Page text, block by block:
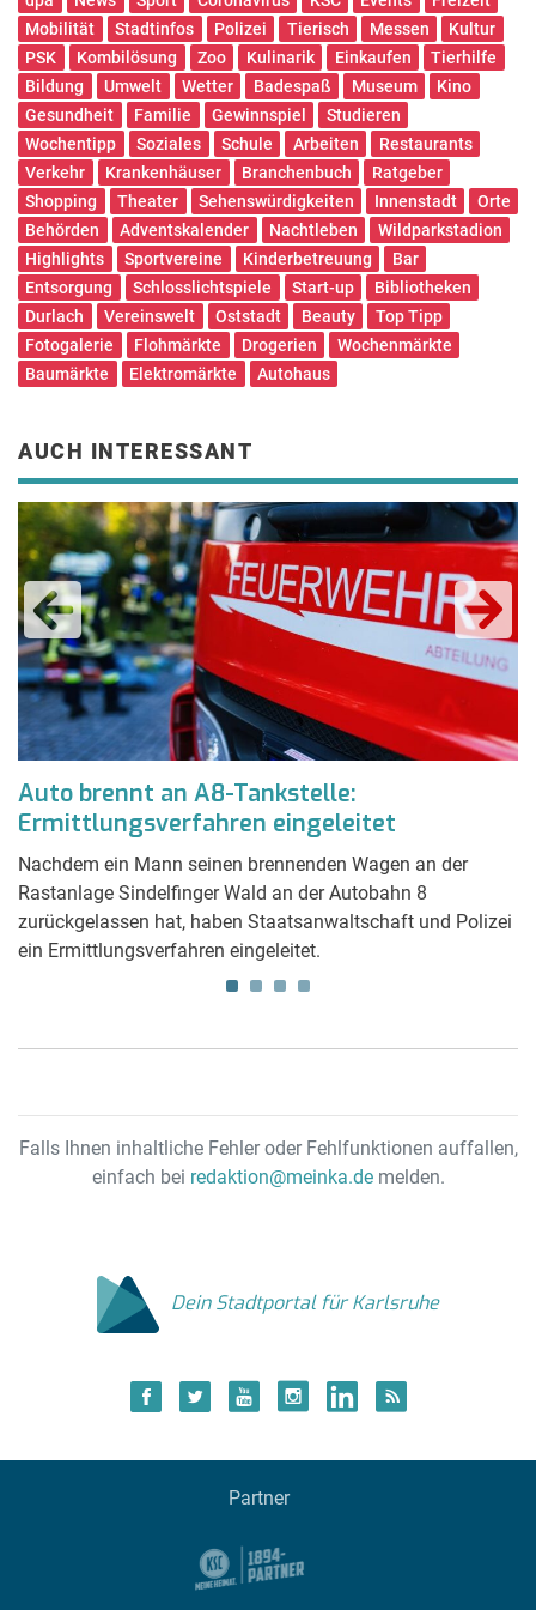
Mobilität
Stadtinfos Polizei Tierisch Messen
Kultur
PSK
Kombilösung Zoo Kulinarik Einkaufen
Tierhilfe
Bildung
Umwelt Wetter Badespaß Museum
Kino
Gesundheit
Familie Gewinnspiel
Studieren
Wochentipp
Soziales Schule Arbeiten
Restaurants
Verkehr
Krankenhäuser Branchenbuch
Ratgeber
Shopping
Theater Sehenswürdigkeiten Innenstadt
Orte
Behörden
Adventskalender Nachtleben
Wildparkstadion
Highlights
Sportvereine Kinderbetreuung
Bar
Entsorgung
Schlosslichtspiele Start-up
Bibliotheken
Durlach
Vereinswelt Oststadt Beauty
Top Tipp
Fotogalerie
Flohmärkte Drogerien
Wochenmärkte
Baumärkte
Elektromärkte Autohaus
AUCH INTERESSANT
Auto brennt an A8-Tankstelle:
Ermittlungsverfahren eingeleitet
Nachdem ein Mann seinen brennenden Wagen an der
Rastanlage Sindelfinger Wald an der Autobahn 8
zurückgelassen hat, haben Staatsanwaltschaft und Polizei
ein Ermittlungsverfahren eingeleitet.
Falls Ihnen inhaltliche Fehler oder Fehlfunktionen auffallen,
einfach bei redaktion@meinka.demelden.
Dein Stadtportal für Karlsruhe
Partner